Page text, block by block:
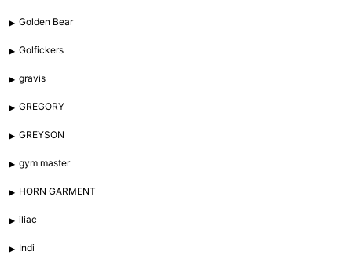
Golden Bear
Golfickers
gravis
GREGORY
GREYSON
gym master
HORN GARMENT
iliac
Indi